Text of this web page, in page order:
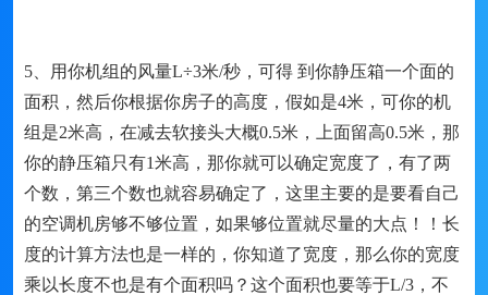
5、用你机组的风量L÷3米/秒，可得 到你静压箱一个面的
面积，然后你根据你房子的高度，假如是4米，可你的机
组是2米高，在减去软接头大概0.5米，上面留高0.5米，那
你的静压箱只有1米高，那你就可以确定宽度了，有了两
个数，第三个数也就容易确定了，这里主要的是要看自己
的空调机房够不够位置，如果够位置就尽量的大点！！长
度的计算方法也是一样的，你知道了宽度，那么你的宽度
乘以长度不也是有个面积吗？这个面积也要等于L/3，不